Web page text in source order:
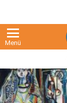
Menü
EN
YENI
İÇERIKLER